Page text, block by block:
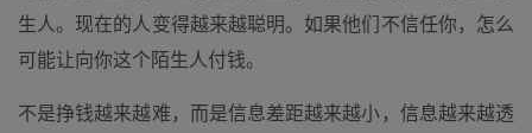
生人。现在的人变得越来越聪明。如果他们不信任你，怎么
可能让向你这个陌生人付钱。
不是挣钱越来越难，而是信息差距越来越小，信息越来越透